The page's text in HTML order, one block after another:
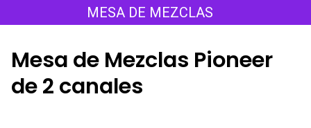
al
MESA DE MEZCLAS
Mesa de Mezclas Pioneer
de 2 canales